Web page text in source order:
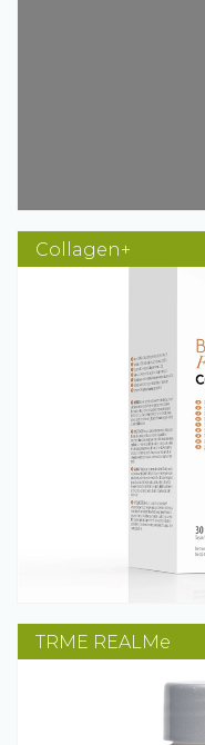
Collagen+
TRME REALMe